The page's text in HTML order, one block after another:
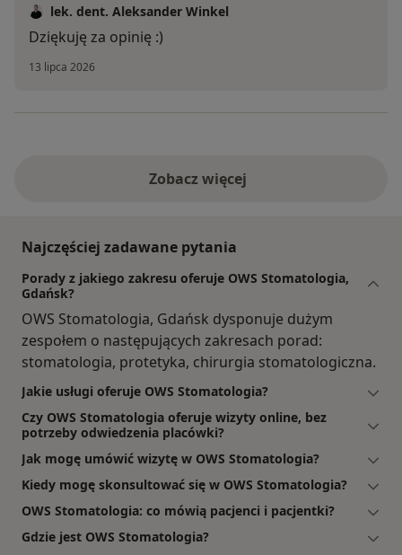
lek. dent. Aleksander Winkel
Dziękuję za opinię :)
13 lipca 2026
Zobacz więcej
Najczęściej zadawane pytania
Porady z jakiego zakresu oferuje OWS Stomatologia,
Gdańsk?
OWS Stomatologia, Gdańsk dysponuje dużym
zespołem o następujących zakresach porad:
stomatologia, protetyka, chirurgia stomatologiczna.
Jakie usługi oferuje OWS Stomatologia?
Czy OWS Stomatologia oferuje wizyty online, bez
potrzeby odwiedzenia placówki?
Jak mogę umówić wizytę w OWS Stomatologia?
Kiedy mogę skonsultować się w OWS Stomatologia?
OWS Stomatologia: co mówią pacjenci i pacjentki?
Gdzie jest OWS Stomatologia?